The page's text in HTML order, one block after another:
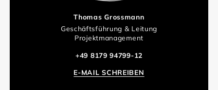
Thomas Grossmann
Geschäftsführung & Leitung
Projektmanagement
+49 8179 94799-12
E-MAIL SCHREIBEN